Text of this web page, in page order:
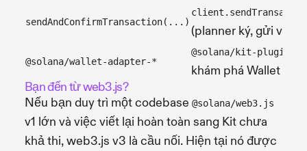
sendAndConfirmTransaction(...)
(planner ký, gửi và
@solana/wallet-adapter-*
@solana/kit-plugin-
khám phá Wallet
Bạn đến từ web3.js?
Nếu bạn duy trì một codebase @solana/web3.js
v1 lớn và việc viết lại hoàn toàn sang Kit chưa
khả thi, web3.js v3 là cầu nối. Hiện tại nó được